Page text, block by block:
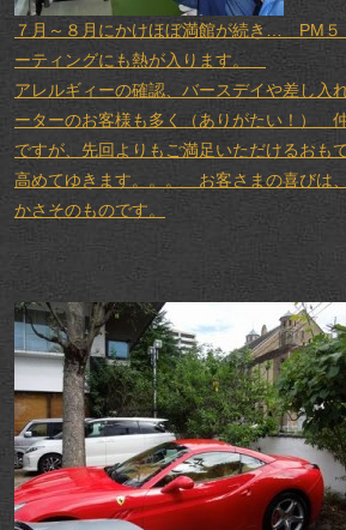
７月～８月にかけほぼ満館が続き… PM５
ーティングにも熱が入ります。
アレルギィーの確認、バースデイや差し入
ーターのお客様も多く（ありがたい！）
ですが、先回よりもご満足いただけるおも
高めてゆきます。。。 お客さまの喜びは
かさそのものです。